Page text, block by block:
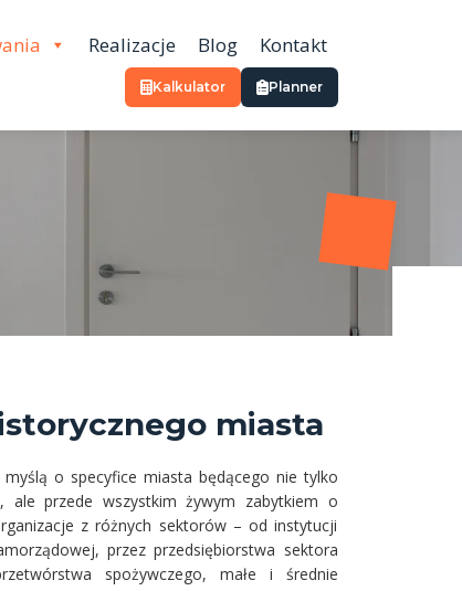
Realizacje Blog Kontakt
Kalkulator Planner
miasta
o specyfice miasta będącego nie tylko
ale przede wszystkim żywym zabytkiem o
z różnych sektorów – od instytucji
przez przedsiębiorstwa sektora
spożywczego, małe i średnie